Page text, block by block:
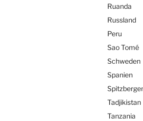
Ruanda
Russland
Peru
Sao Tomé
Schweden
Spanien
Tadjikistan
Tanzania